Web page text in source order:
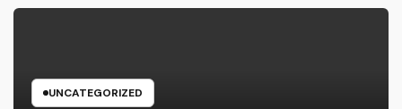
UNCATEGORIZED